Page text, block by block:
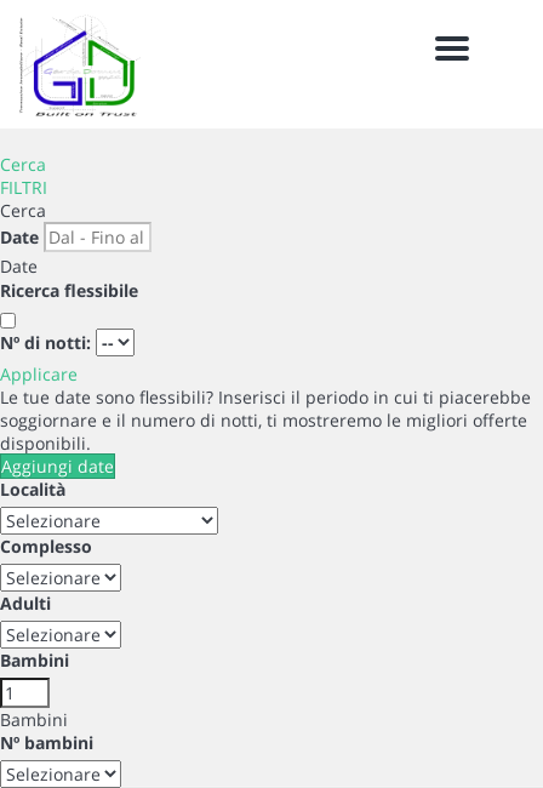
Menu
Italiano
Valuta
:
EUR
Cerca
FILTRI
Cerca
Date
Date
Ricerca flessibile
Nº di notti:
Applicare
Le tue date sono flessibili? Inserisci il periodo in cui ti piacerebbe
soggiornare e il numero di notti, ti mostreremo le migliori offerte
disponibili.
Aggiungi date
Località
Complesso
Adulti
Bambini
Bambini
Nº bambini